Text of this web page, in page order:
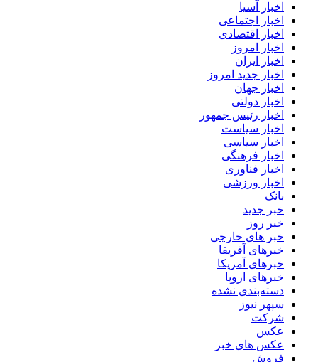
اخبار آسیا
اخبار اجتماعی
اخبار اقتصادی
اخبار امروز
اخبار ایران
اخبار جدید امروز
اخبار جهان
اخبار دولتی
اخبار رئیس جمهور
اخبار سیاست
اخبار سیاسی
اخبار فرهنگی
اخبار فناوری
اخبار ورزشی
بانک
خبر جدید
خبر روز
خبر های خارجی
خبرهای آفریقا
خبرهای آمریکا
خبرهای اروپا
دسته‌بندی نشده
سپهر نیوز
شرکت
عکس
عکس های خبر
فروش